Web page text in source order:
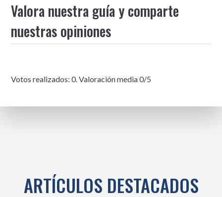
Valora nuestra guía y comparte
nuestras opiniones
Votos realizados:0. Valoración media0/5
ARTÍCULOS DESTACADOS